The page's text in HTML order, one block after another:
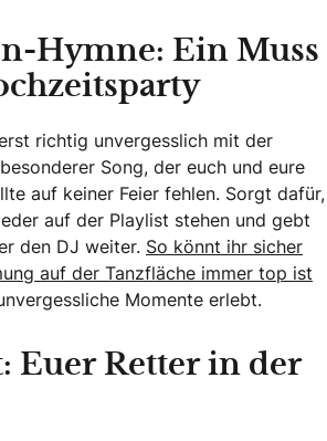
Hymne: Ein Muss
richtig unvergesslich mit der
Song, der euch und eure
auf keiner Feier fehlen. Sorgt dafür,
auf der Playlist stehen und gebt
den DJ weiter. So könnt ihr sicher
auf der Tanzfläche immer top ist
Momente erlebt.
Euer Retter in der